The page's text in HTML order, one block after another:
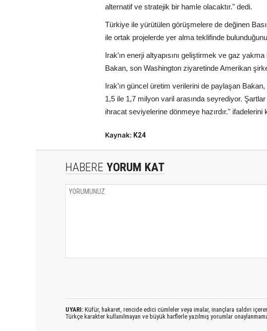
alternatif ve stratejik bir hamle olacaktır." dedi.
Türkiye ile yürütülen görüşmelere de değinen
ile ortak projelerde yer alma teklifinde
Irak’ın enerji altyapısını geliştirmek ve gaz
Bakan, son Washington ziyaretinde Amerikan
Irak’ın güncel üretim verilerini de paylaşan
1,5 ile 1,7 milyon varil arasında seyrediyor.
ihracat seviyelerine dönmeye hazırdır." ifadelerini
Kaynak: K24
HABERE YORUM KAT
UYARI: Küfür, hakaret, rencide edici cümleler veya imalar, inançlara saldırı
Türkçe karakter kullanılmayan ve büyük harflerle yazılmış yorumlar